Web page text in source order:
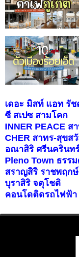
เดอะ มิสท์ แอท รั
ซี สเปซ สามโคก
INNER PEACE ส
CHER สาทร-สุขส
อณาสิริ ศรีนครินท
Pleno Town ธรร
สราญสิริ ราชพฤก
บุราสิริ จตุโชติ
คอนโดติดรถไฟฟ้า